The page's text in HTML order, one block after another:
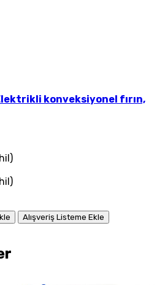
konveksiyonel fırın,
Alışveriş Listeme Ekle